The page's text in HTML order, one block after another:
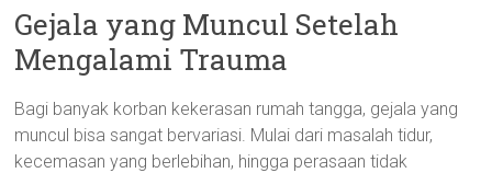
Gejala yang Muncul Setelah
Mengalami Trauma
Bagi banyak korban kekerasan rumah tangga, gejala yang
muncul bisa sangat bervariasi. Mulai dari masalah tidur,
kecemasan yang berlebihan, hingga perasaan tidak